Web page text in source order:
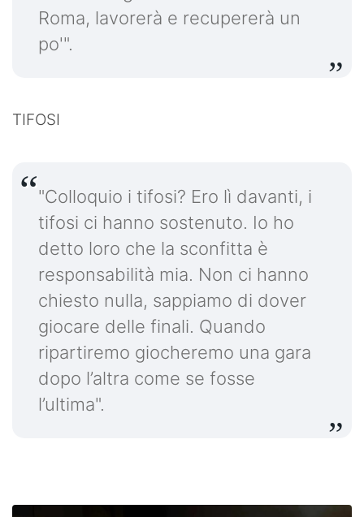
Roma, lavorerà e recupererà un
po'".
TIFOSI
"Colloquio i tifosi? Ero lì davanti, i
tifosi ci hanno sostenuto. Io ho
detto loro che la sconfitta è
responsabilità mia. Non ci hanno
chiesto nulla, sappiamo di dover
giocare delle finali. Quando
ripartiremo giocheremo una gara
dopo l’altra come se fosse
l’ultima".